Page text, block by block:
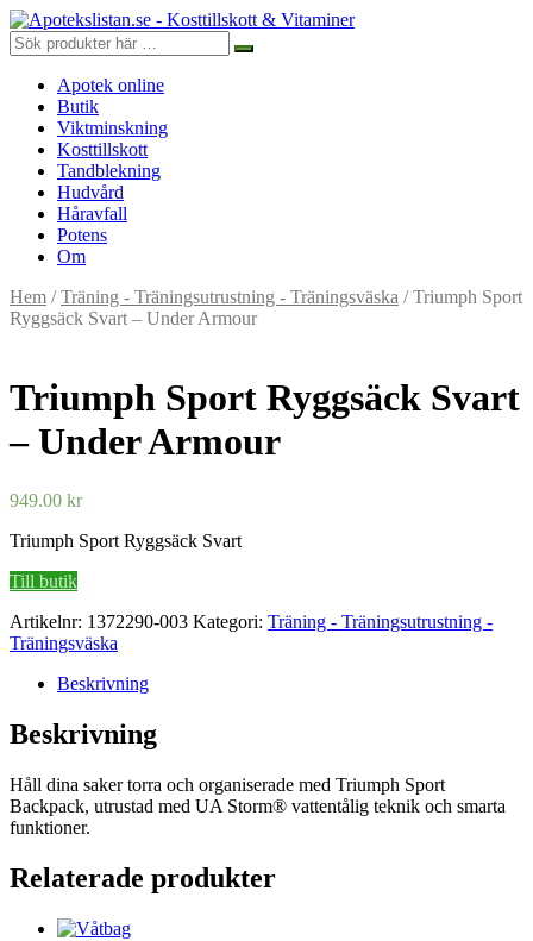
Apotek online
Butik
Viktminskning
Kosttillskott
Tandblekning
Hudvård
Håravfall
Potens
Om
Hem /Träning - Träningsutrustning - Träningsväska / Triumph Sport
Ryggsäck Svart – Under Armour
Triumph Sport Ryggsäck Svart
– Under Armour
949.00 kr
Triumph Sport Ryggsäck Svart
Till butik
Artikelnr: 1372290-003 Kategori: Träning - Träningsutrustning -
Träningsväska
Beskrivning
Beskrivning
Håll dina saker torra och organiserade med Triumph Sport
Backpack, utrustad med UA Storm® vattentålig teknik och smarta
funktioner.
Relaterade produkter